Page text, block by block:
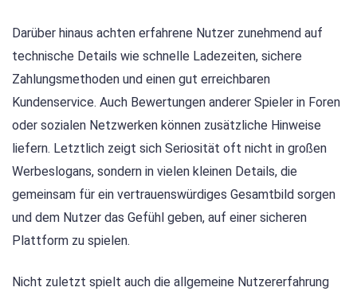
Darüber hinaus achten erfahrene Nutzer zunehmend auf
technische Details wie schnelle Ladezeiten, sichere
Zahlungsmethoden und einen gut erreichbaren
Kundenservice. Auch Bewertungen anderer Spieler in Foren
oder sozialen Netzwerken können zusätzliche Hinweise
liefern. Letztlich zeigt sich Seriosität oft nicht in großen
Werbeslogans, sondern in vielen kleinen Details, die
gemeinsam für ein vertrauenswürdiges Gesamtbild sorgen
und dem Nutzer das Gefühl geben, auf einer sicheren
Plattform zu spielen.
Nicht zuletzt spielt auch die allgemeine Nutzererfahrung